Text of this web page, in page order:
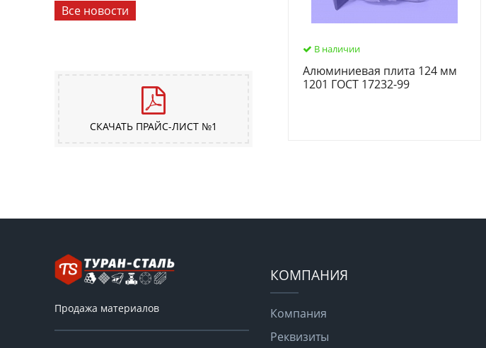
Все новости
СКАЧАТЬ ПРАЙС-ЛИСТ №1
В наличии
Алюминиевая плита 124 мм
1201 ГОСТ 17232-99
Продажа материалов
КОМПАНИЯ
Компания
Реквизиты